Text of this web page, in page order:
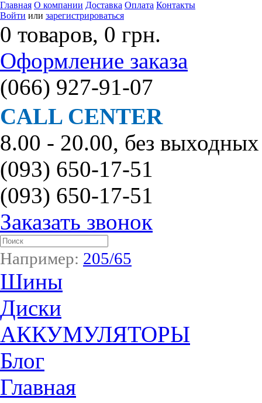
Главная О компании Доставка Оплата Контакты
Войти или зарегистрироваться
0 товаров, 0 грн.
Оформление заказа
(066) 927-91-07
CALL CENTER
8.00 - 20.00, без выходных
(093) 650-17-51
(093) 650-17-51
Заказать звонок
Например: 205/65
Шины
Диски
АККУМУЛЯТОРЫ
Блог
Главная